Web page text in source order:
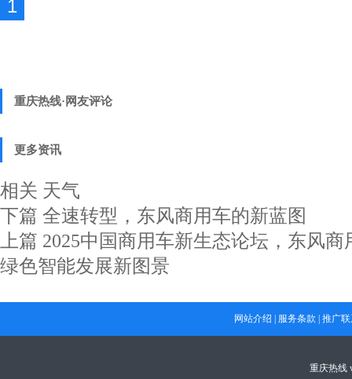
1
重庆热线·网友评论
更多资讯
相关 天气
下篇 全速转型，东风商用车的新蓝图
上篇 2025中国商用车新生态论坛，东风
绿色智能发展新图景
网站介绍 服务条款 推广
重庆热线